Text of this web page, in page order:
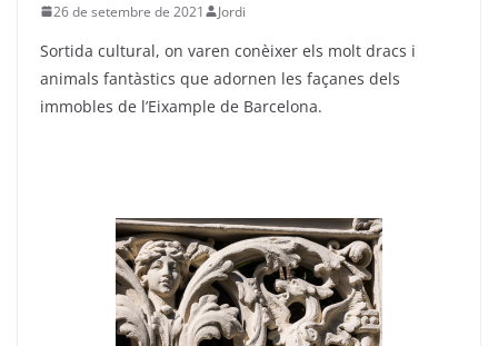
26 de setembre de 2021 Jordi
Sortida cultural, on varen conèixer els molt dracs i
animals fantàstics que adornen les façanes dels
immobles de l’Eixample de Barcelona.